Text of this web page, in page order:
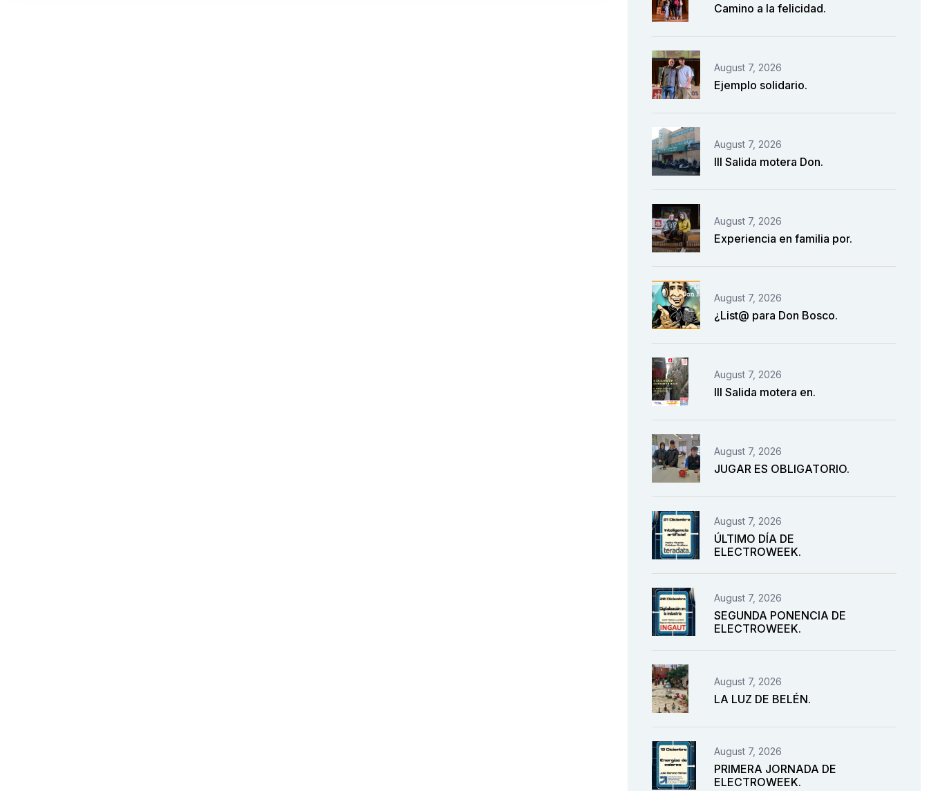
Camino a la felicidad.
August 7, 2026
Ejemplo solidario.
August 7, 2026
III Salida motera Don.
August 7, 2026
Experiencia en familia por.
August 7, 2026
¿List@ para Don Bosco.
August 7, 2026
III Salida motera en.
August 7, 2026
JUGAR ES OBLIGATORIO.
August 7, 2026
ÚLTIMO DÍA DE
ELECTROWEEK.
August 7, 2026
SEGUNDA PONENCIA DE
ELECTROWEEK.
August 7, 2026
LA LUZ DE BELÉN.
August 7, 2026
PRIMERA JORNADA DE
ELECTROWEEK.